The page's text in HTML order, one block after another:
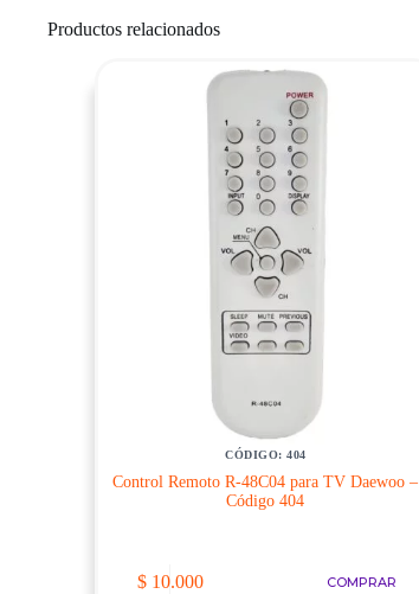
Productos relacionados
CÓDIGO: 404
Control Remoto R-48C04 para TV Daewoo –
Código 404
$10.000 COMPRAR